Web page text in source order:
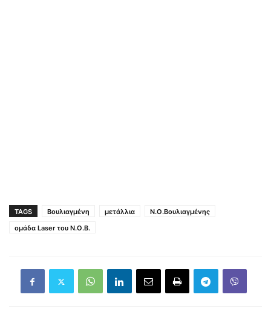
TAGS Βουλιαγμένη μετάλλια
Ν.Ο.Βουλιαγμένης
ομάδα Laser του Ν.Ο.Β.